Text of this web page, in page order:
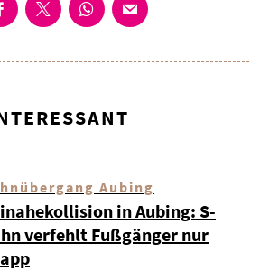
Aubing
in Aubing: S-
verfehlt Fußgänger nur